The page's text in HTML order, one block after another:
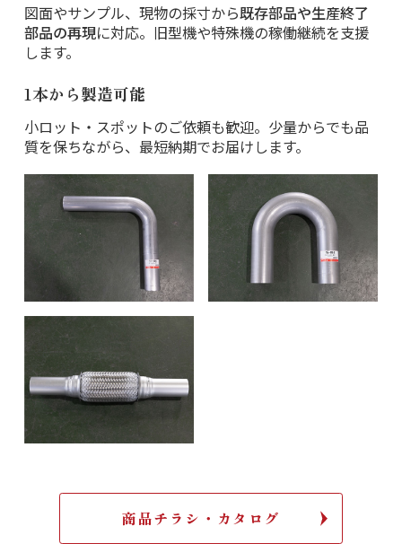
図面やサンプル、現物の採寸から既存部品や生産終了
部品の再現に対応。旧型機や特殊機の稼働継続を支援
します。
1本から製造可能
小ロット・スポットのご依頼も歓迎。少量からでも品
質を保ちながら、最短納期でお届けします。
商品チラシ・カタログ